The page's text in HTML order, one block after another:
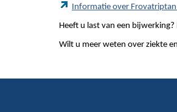
Informatie over
Heeft u last van een
Wilt u meer weten over ziekte